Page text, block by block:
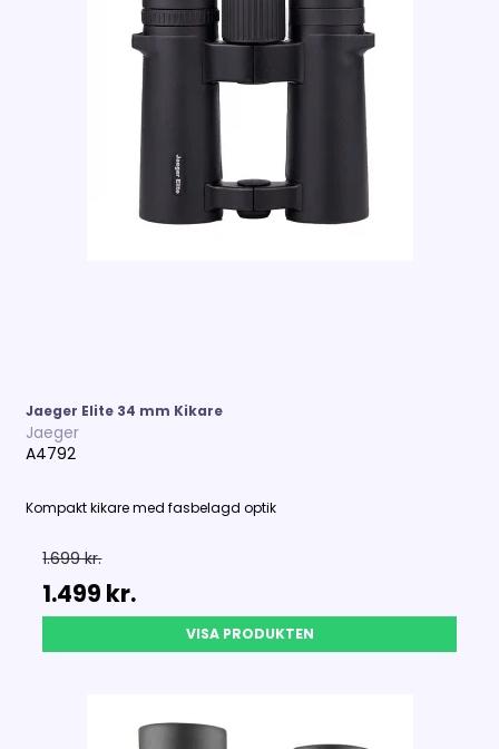
Jaeger Elite 34 mm Kikare
Jaeger
A4792
Kompakt kikare med fasbelagd optik
1.699 kr.
1.499 kr.
VISA PRODUKTEN